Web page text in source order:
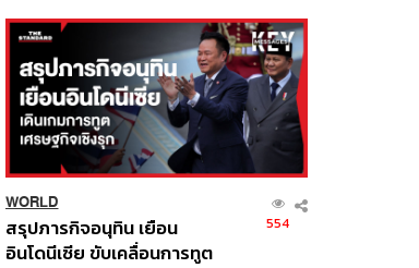
WORLD
สรุปภารกิจอนุทิน เยือน
อินโดนีเซีย ขับเคลื่อนการทูต
554